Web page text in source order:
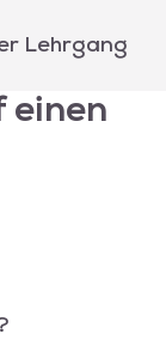
Lehrgang
einen